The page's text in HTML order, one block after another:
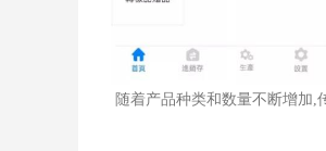
随着产品种类和数量不断增加,